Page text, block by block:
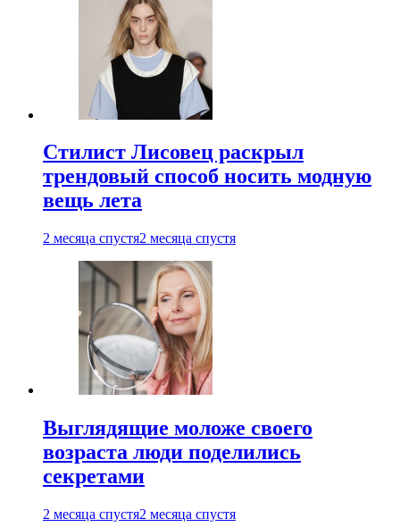
Стилист Лисовец раскрыл
трендовый способ носить модную
вещь лета
2 месяца спустя2 месяца спустя
Выглядящие моложе своего
возраста люди поделились
секретами
2 месяца спустя2 месяца спустя